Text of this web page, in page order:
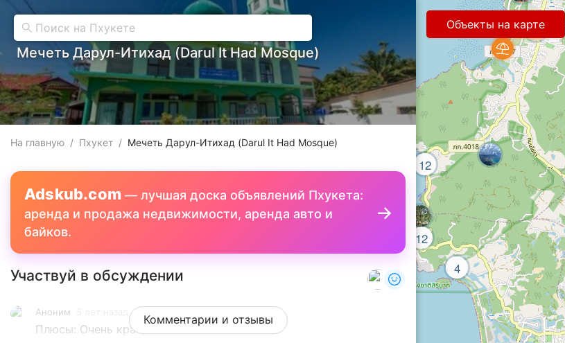
Мечеть Дарул-Итихад (Darul It Had Mosque)
На главную / Пхукет / Мечеть Дарул-Итихад (Darul It Had Mosque)
Adskub.com — лучшая доска объявлений Пхукета:
аренда и продажа недвижимости, аренда авто и
байков.
Участвуй в обсуждении
Комментарии и отзывы
Аноним
Плюсы: Очень красивая мечеть.
Объекты на карте
4
12
12